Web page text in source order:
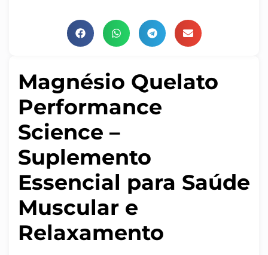
Magnésio Quelato
Performance
Science –
Suplemento
Essencial para Saúde
Muscular e
Relaxamento